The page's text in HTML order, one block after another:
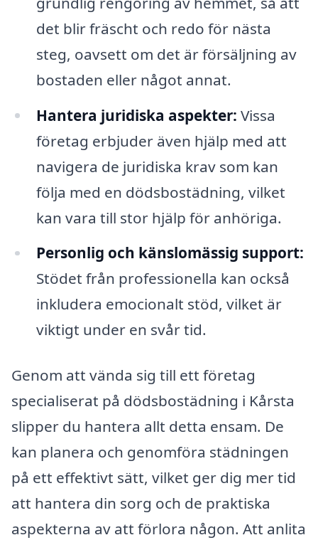
det blir fräscht och redo för nästa
steg, oavsett om det är försäljning av
bostaden eller något annat.
Hantera juridiska aspekter: Vissa
företag erbjuder även hjälp med att
navigera de juridiska krav som kan
följa med en dödsbostädning, vilket
kan vara till stor hjälp för anhöriga.
Personlig och känslomässig support:
Stödet från professionella kan också
inkludera emocionalt stöd, vilket är
viktigt under en svår tid.
Genom att vända sig till ett företag
specialiserat på dödsbostädning i Kårsta
slipper du hantera allt detta ensam. De
kan planera och genomföra städningen
på ett effektivt sätt, vilket ger dig mer tid
att hantera din sorg och de praktiska
aspekterna av att förlora någon. Att anlita